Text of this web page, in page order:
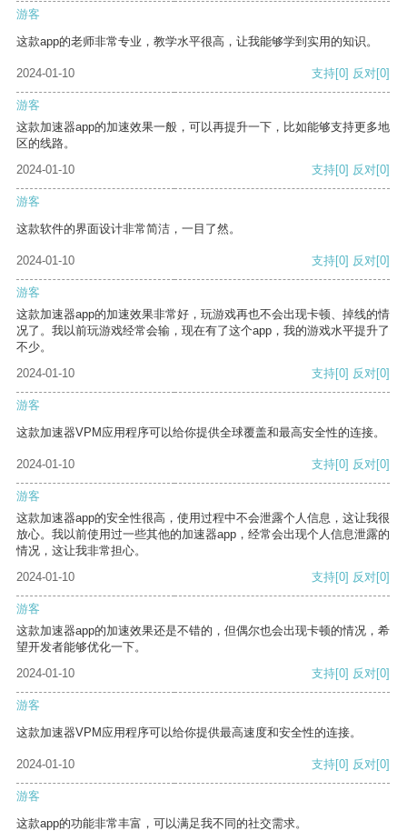
游客
这款app的老师非常专业，教学水平很高，让我能够学到实用的知识。
2024-01-10 支持[0] 反对[0]
游客
这款加速器app的加速效果一般，可以再提升一下，比如能够支持更多地
区的线路。
2024-01-10
支持[0] 反对[0]
游客
这款软件的界面设计非常简洁，一目了然。
2024-01-10 支持[0] 反对[0]
游客
这款加速器app的加速效果非常好，玩游戏再也不会出现卡顿、掉线的情
况了。我以前玩游戏经常会输，现在有了这个app，我的游戏水平提升了
不少。
2024-01-10
支持[0] 反对[0]
游客
这款加速器VPM应用程序可以给你提供全球覆盖和最高安全性的连接。
2024-01-10 支持[0] 反对[0]
游客
这款加速器app的安全性很高，使用过程中不会泄露个人信息，这让我很
放心。我以前使用过一些其他的加速器app，经常会出现个人信息泄露的
情况，这让我非常担心。
2024-01-10
支持[0] 反对[0]
游客
这款加速器app的加速效果还是不错的，但偶尔也会出现卡顿的情况，希
望开发者能够优化一下。
2024-01-10
支持[0] 反对[0]
游客
这款加速器VPM应用程序可以给你提供最高速度和安全性的连接。
2024-01-10 支持[0] 反对[0]
游客
这款app的功能非常丰富，可以满足我不同的社交需求。